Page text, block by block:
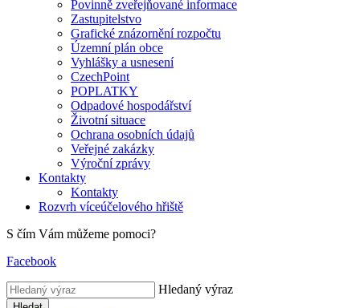
Povinně zveřejňované informace
Zastupitelstvo
Grafické znázornění rozpočtu
Územní plán obce
Vyhlášky a usnesení
CzechPoint
POPLATKY
Odpadové hospodářství
Životní situace
Ochrana osobních údajů
Veřejné zakázky
Výroční zprávy
Kontakty
Kontakty
Rozvrh víceúčelového hřiště
S čím Vám můžeme pomoci?
Facebook
Hledaný výraz